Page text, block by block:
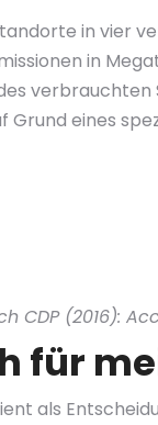
in vier
in
eines
CDP (2016):
für
als